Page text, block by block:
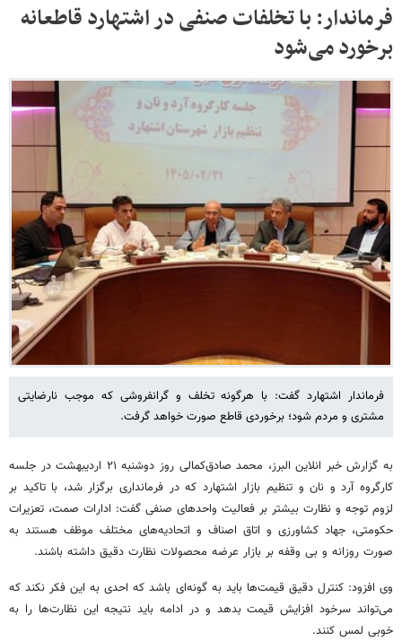
فرماندار: با تخلفات صنفی در اشتهارد قاطعانه
برخورد می‌شود
فرماندار اشتهارد گفت: با هرگونه تخلف و گرانفروشی که موجب نارضایتی
مشتری و مردم شود؛ برخوردی قاطع صورت خواهد گرفت.
به گزارش خبر انلاین البرز، محمد صادق‌کمالی روز دوشنبه ۲۱ اردیبهشت در جلسه
کارگروه آرد و نان و تنظیم بازار اشتهارد که در فرمانداری برگزار شد، با تاکید بر
لزوم توجه و نظارت بیشتر بر فعالیت واحدهای صنفی گفت: ادارات صمت، تعزیرات
حکومتی، جهاد کشاورزی و اتاق اصناف و اتحادیه‌های مختلف موظف هستند به
صورت روزانه و بی وقفه بر بازار عرضه محصولات نظارت دقیق داشته باشند.
وی افزود: کنترل دقیق قیمت‌ها باید به گونه‌ای باشد که احدی به این فکر نکند که
می‌تواند سرخود افزایش قیمت بدهد و در ادامه باید نتیجه این نظارت‌ها را به
خوبی لمس کنند.